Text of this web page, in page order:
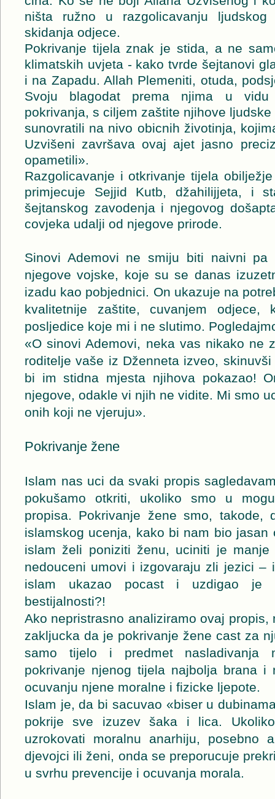
ništa ružno u razgolicavanju
skidanja odjece.
Pokrivanje tijela znak je stida, a ne
klimatskih uvjeta - kako tvrde šejtanovi
i na Zapadu. Allah Plemeniti, otuda,
Svoju blagodat prema njima u vidu
pokrivanja, s ciljem zaštite njihove
sunovratili na nivo obicnih životinja,
Uzvišeni završava ovaj ajet jasno
opametili».
Razgolicavanje i otkrivanje tijela
primjecuje Sejjid Kutb, džahilijjeta, i
šejtanskog zavodenja i njegovog
covjeka udalji od njegove prirode.
Sinovi Ademovi ne smiju biti naivni
njegove vojske, koje su se danas
izadu kao pobjednici. On ukazuje na
kvalitetnije zaštite, cuvanjem odjece,
posljedice koje mi i ne slutimo.
«O sinovi Ademovi, neka vas nikako ne
roditelje vaše iz Dženneta izveo,
bi im stidna mjesta njihova pokazao!
njegove, odakle vi njih ne vidite. Mi smo
onih koji ne vjeruju».
Pokrivanje žene
Islam nas uci da svaki propis
pokušamo otkriti, ukoliko smo u
propisa. Pokrivanje žene smo, takode,
islamskog ucenja, kako bi nam bio jasan
islam želi poniziti ženu, uciniti je
nedouceni umovi i izgovaraju zli jezici –
islam ukazao pocast i uzdigao je
bestijalnosti?!
Ako nepristrasno analiziramo ovaj propis,
zakljucka da je pokrivanje žene cast za
samo tijelo i predmet nasladivanja
pokrivanje njenog tijela najbolja brana i
ocuvanju njene moralne i fizicke ljepote.
Islam je, da bi sacuvao «biser u
pokrije sve izuzev šaka i lica.
uzrokovati moralnu anarhiju, posebno
djevojci ili ženi, onda se preporucuje
u svrhu prevencije i ocuvanja morala.